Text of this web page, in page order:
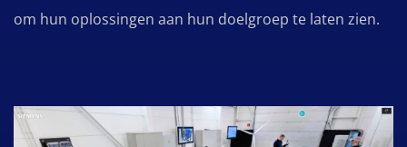
om hun oplossingen aan hun doelgroep te laten zien.